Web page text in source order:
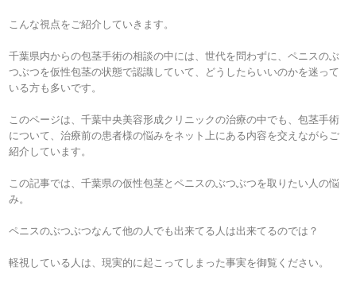
こんな視点をご紹介していきます。
千葉県内からの包茎手術の相談の中には、世代を問わずに、ペニスのぶ
つぶつを仮性包茎の状態で認識していて、どうしたらいいのかを迷って
いる方も多いです。
このページは、千葉中央美容形成クリニックの治療の中でも、包茎手術
について、治療前の患者様の悩みをネット上にある内容を交えながらご
紹介しています。
この記事では、千葉県の仮性包茎とペニスのぶつぶつを取りたい人の悩
み。
ペニスのぶつぶつなんて他の人でも出来てる人は出来てるのでは？
軽視している人は、現実的に起こってしまった事実を御覧ください。